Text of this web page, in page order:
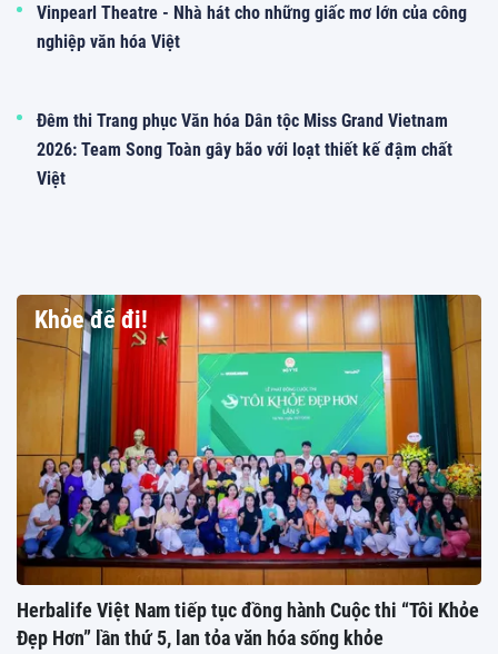
Vinpearl Theatre - Nhà hát cho những giấc mơ lớn của công
nghiệp văn hóa Việt
Đêm thi Trang phục Văn hóa Dân tộc Miss Grand Vietnam
2026: Team Song Toàn gây bão với loạt thiết kế đậm chất
Việt
Khỏe để đi!
Herbalife Việt Nam tiếp tục đồng hành Cuộc thi “Tôi Khỏe
Đẹp Hơn” lần thứ 5, lan tỏa văn hóa sống khỏe